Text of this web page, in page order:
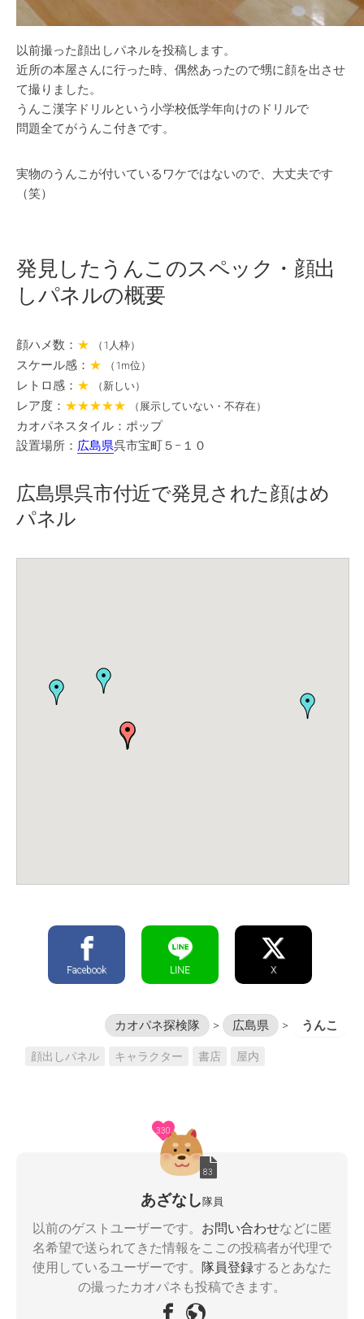
以前撮った顔出しパネルを投稿します。
近所の本屋さんに行った時、偶然あったので甥に顔を出させ
て撮りました。
うんこ漢字ドリルという小学校低学年向けのドリルで
問題全てがうんこ付きです。
実物のうんこが付いているワケではないので、大丈夫です
（笑）
発見したうんこのスペック・顔出
しパネルの概要
顔ハメ数： ★ （1人枠）
スケール感： ★ （1m位）
レトロ感： ★ （新しい）
レア度： ★★★★★ （展示していない・不存在）
カオパネスタイル：ポップ
設置場所： 広島県呉市宝町５−１０
広島県呉市付近で発見された顔はめ
パネル
Facebook LINE X
カオパネ探検隊 > 広島県 > うんこ
顔出しパネル キャラクター 書店 屋内
83
330
あざなし 隊員
以前のゲストユーザーです。 お問い合わせなどに匿
名希望で送られてきた情報をここの投稿者が代理で
使用しているユーザーです。 隊員登録するとあなた
の撮ったカオパネも投稿できます。